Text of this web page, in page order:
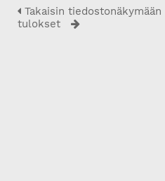
Takaisin tiedostonäkymään
tulokset